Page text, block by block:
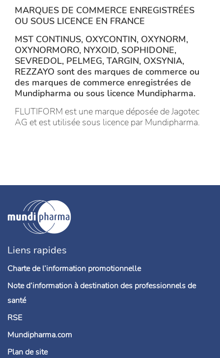
MARQUES DE COMMERCE ENREGISTRÉES
OU SOUS LICENCE EN FRANCE
MST CONTINUS, OXYCONTIN, OXYNORM,
OXYNORMORO, NYXOID, SOPHIDONE,
SEVREDOL, PELMEG, TARGIN, OXSYNIA,
REZZAYO sont des marques de commerce ou
des marques de commerce enregistrées de
Mundipharma ou sous licence Mundipharma.
FLUTIFORM est une marque déposée de Jagotec
AG et est utilisée sous licence par Mundipharma.
Liens rapides
Charte de l’information promotionnelle
Note d’information à destination des professionnels de
santé
RSE
Mundipharma.com
Plan de site